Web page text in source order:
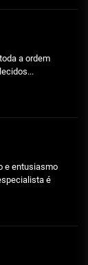
a ordem
e entusiasmo
é